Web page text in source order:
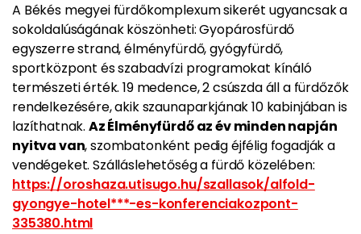
A Békés megyei fürdőkomplexum sikerét ugyancsak a
sokoldalúságának köszönheti:Gyopárosfürdő
egyszerre strand, élményfürdő, gyógyfürdő,
sportközpont és szabadvízi programokat kínáló
természeti érték. 19 medence, 2 csúszda áll a fürdőzők
rendelkezésére, akik szaunaparkjának 10 kabinjában is
lazíthatnak. Az Élményfürdő az év minden napján
nyitva van, szombatonként pedig éjfélig fogadják a
vendégeket. Szálláslehetőség a fürdő közelében:
https://oroshaza.utisugo.hu/szallasok/alfold-
gyongye-hotel***-es-konferenciakozpont-
335380.html